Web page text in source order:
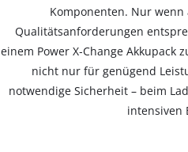
Komponenten. Nur
Qualitätsanforderungen
einem Power X‐Change Akkupack
nicht nur für genügend
notwendige Sicherheit – beim
intensiven